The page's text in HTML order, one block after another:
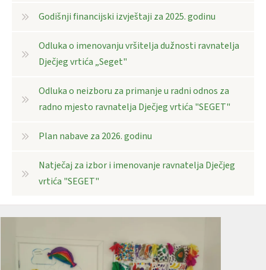
Godišnji financijski izvještaji za 2025. godinu
Odluka o imenovanju vršitelja dužnosti ravnatelja
Dječjeg vrtića „Seget"
Odluka o neizboru za primanje u radni odnos za
radno mjesto ravnatelja Dječjeg vrtića "SEGET"
Plan nabave za 2026. godinu
Natječaj za izbor i imenovanje ravnatelja Dječjeg
vrtića "SEGET"